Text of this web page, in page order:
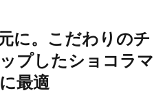
に。こだわりのチ
プしたショコラマ
最適